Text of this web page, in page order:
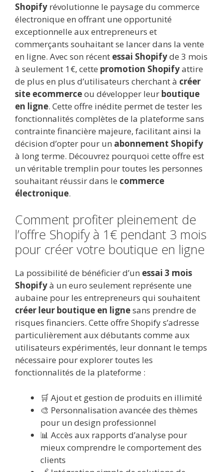
Shopify révolutionne le paysage du commerce
électronique en offrant une opportunité
exceptionnelle aux entrepreneurs et
commerçants souhaitant se lancer dans la vente
en ligne. Avec son récent essai Shopifyde 3 mois
à seulement 1€, cette promotion Shopifyattire
de plus en plus d’utilisateurs cherchant à créer
site ecommerceou développer leur boutique
en ligne. Cette offre inédite permet de tester les
fonctionnalités complètes de la plateforme sans
contrainte financière majeure, facilitant ainsi la
décision d’opter pour un abonnement Shopify
à long terme. Découvrez pourquoi cette offre est
un véritable tremplin pour toutes les personnes
souhaitant réussir dans le commerce
électronique.
Comment profiter pleinement de
l’offre Shopify à 1€ pendant 3 mois
pour créer votre boutique en ligne
La possibilité de bénéficier d’un essai 3 mois
Shopifyà un euro seulement représente une
aubaine pour les entrepreneurs qui souhaitent
créer leur boutique en lignesans prendre de
risques financiers. Cette offre Shopify s’adresse
particulièrement aux débutants comme aux
utilisateurs expérimentés, leur donnant le temps
nécessaire pour explorer toutes les
fonctionnalités de la plateforme :
🛒 Ajout et gestion de produits en illimité
🎨 Personnalisation avancée des thèmes
pour un design professionnel
📊 Accès aux rapports d’analyse pour
mieux comprendre le comportement des
clients